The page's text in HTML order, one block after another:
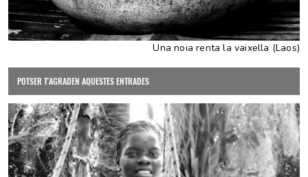
Una noia renta la vaixella (Laos)
POTSER T'AGRADEN AQUESTES ENTRADES